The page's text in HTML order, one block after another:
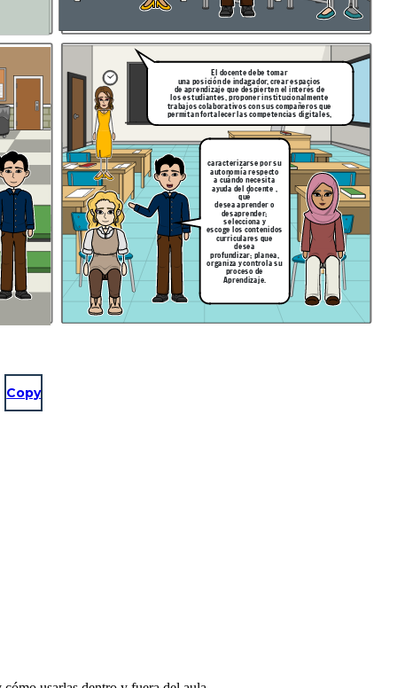
El docente debe tomar
una posición de indagador, crear espacios
de aprendizaje que despierten el interés de
los estudiantes, proponer institucionalmente
trabajos colaborativos con sus compañeros que
permitan fortalecer las competencias digitales,
caracterizarse por su
autonomía respecto
a cuándo necesita
ayuda del docente ,
qué
desea aprender o
desaprender;
selecciona y
escoge los contenidos
curriculares que
desea
profundizar; planea,
organiza y controla su
proceso de
Aprendizaje.
Copy